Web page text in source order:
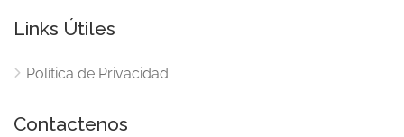
Links Útiles
Política de Privacidad
Contactenos